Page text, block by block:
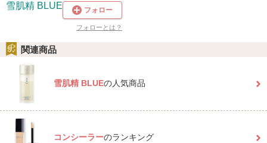
雪肌精 BLUE フォロー
フォローとは？
関連商品
雪肌精 BLUEの人気商品
コンシーラーのランキング